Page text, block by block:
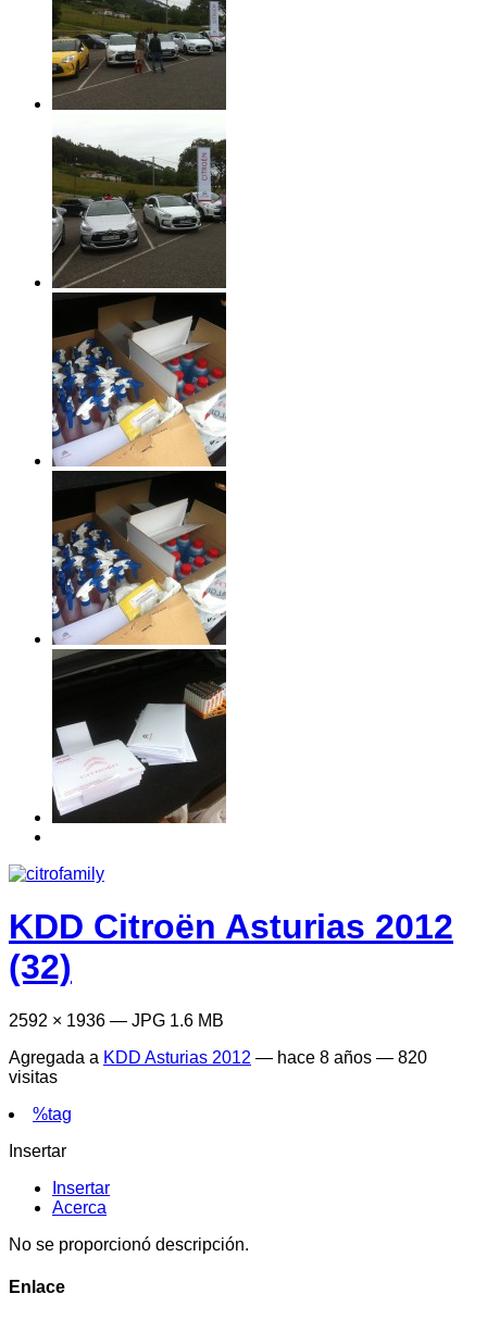
KDD Citroën Asturias 2012
(32)
2592 × 1936 — JPG 1.6 MB
Agregada a KDD Asturias 2012 — hace 8 años — 820
visitas
%tag
Insertar
Insertar
Acerca
No se proporcionó descripción.
Enlace